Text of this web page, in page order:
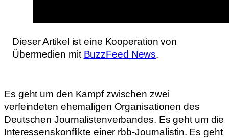
Dieser Artikel ist eine Kooperation von
Übermedien mit BuzzFeed News.
Es geht um den Kampf zwischen zwei
verfeindeten ehemaligen Organisationen des
Deutschen Journalistenverbandes. Es geht um die
Interessenskonflikte einer rbb-Journalistin. Es geht